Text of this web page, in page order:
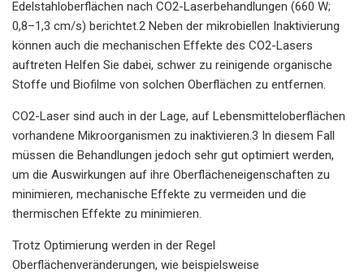
Edelstahloberflächen nach CO2-Laserbehandlungen (660 W;
0,8–1,3 cm/s) berichtet.2 Neben der mikrobiellen Inaktivierung
können auch die mechanischen Effekte des CO2-Lasers
auftreten Helfen Sie dabei, schwer zu reinigende organische
Stoffe und Biofilme von solchen Oberflächen zu entfernen.
CO2-Laser sind auch in der Lage, auf Lebensmitteloberflächen
vorhandene Mikroorganismen zu inaktivieren.3 In diesem Fall
müssen die Behandlungen jedoch sehr gut optimiert werden,
um die Auswirkungen auf ihre Oberflächeneigenschaften zu
minimieren, mechanische Effekte zu vermeiden und die
thermischen Effekte zu minimieren.
Trotz Optimierung werden in der Regel
Oberflächenveränderungen, wie beispielsweise